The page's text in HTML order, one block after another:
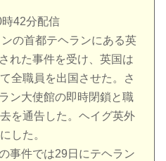
42分配信
の首都テヘランにある英
れた事件を受け、英国は
全職員を出国させた。さ
ン大使館の即時閉鎖と職
を通告した。ヘイグ英外
した。
事件では29日にテヘラン